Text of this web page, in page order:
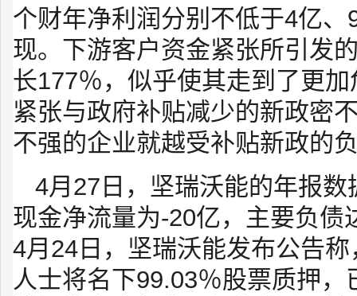
个财年净利润分别不低于4亿
现。下游客户资金紧张所引发
长177％，似乎使其走到了更
紧张与政府补贴减少的新政密
不强的企业就越受补贴新政的
4月27日，坚瑞沃能的年报
现金净流量为-20亿，主要负
4月24日，坚瑞沃能发布公告
人士将名下99.03％股票质押